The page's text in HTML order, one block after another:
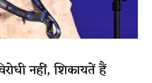
नहीं, शिकायतें हैं